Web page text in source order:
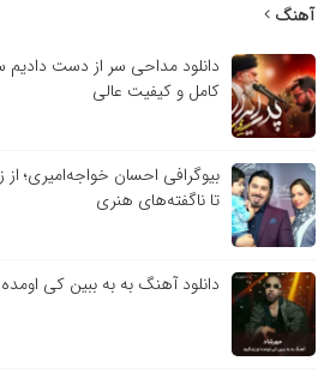
آهنگ
دانلود مداحی سر از دست
کامل و کیفیت عالی
بیوگرافی احسان
تا ناگفته‌های هنری
دانلود آهنگ به به ببین کی